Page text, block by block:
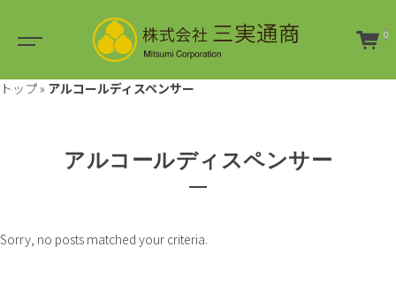
0
トップ» アルコールディスペンサー
アルコールディスペンサー
Sorry, no posts matched your criteria.